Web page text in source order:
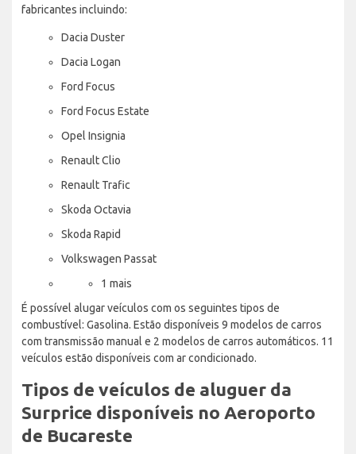
fabricantes incluindo:
Dacia Duster
Dacia Logan
Ford Focus
Ford Focus Estate
Opel Insignia
Renault Clio
Renault Trafic
Skoda Octavia
Skoda Rapid
Volkswagen Passat
1 mais
É possível alugar veículos com os seguintes tipos de
combustível: Gasolina. Estão disponíveis 9 modelos de carros
com transmissão manual e 2 modelos de carros automáticos. 11
veículos estão disponíveis com ar condicionado.
Tipos de veículos de aluguer da
Surprice disponíveis no Aeroporto
de Bucareste